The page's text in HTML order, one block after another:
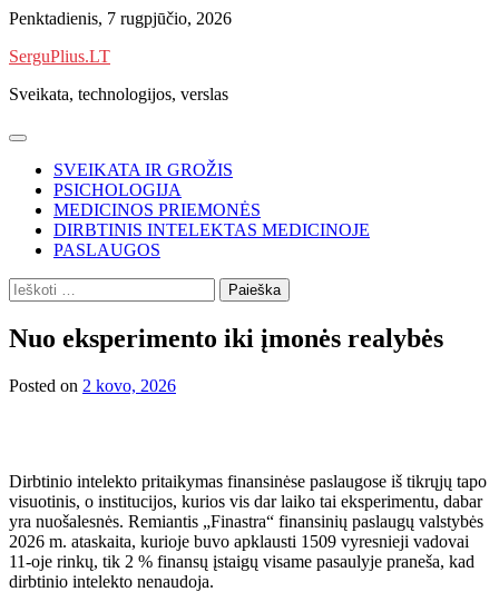
Skip
content
Penktadienis, 7 rugpjūčio, 2026
SerguPlius.LT
Sveikata, technologijos, verslas
SVEIKATA IR GROŽIS
PSICHOLOGIJA
MEDICINOS PRIEMONĖS
DIRBTINIS INTELEKTAS MEDICINOJE
PASLAUGOS
Ieškoti:
Nuo eksperimento iki įmonės realybės
Posted on 2 kovo, 2026
Dirbtinio intelekto pritaikymas finansinėse paslaugose iš tikrųjų tapo
visuotinis, o institucijos, kurios vis dar laiko tai eksperimentu, dabar
yra nuošalesnės. Remiantis „Finastra“ finansinių paslaugų valstybės
2026 m. ataskaita, kurioje buvo apklausti 1509 vyresnieji vadovai
11-oje rinkų, tik 2 % finansų įstaigų visame pasaulyje praneša, kad
dirbtinio intelekto nenaudoja.